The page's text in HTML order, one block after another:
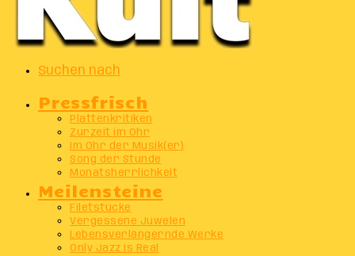
Suchen nach
Pressfrisch
Plattenkritiken
Zurzeit im Ohr
Im Ohr der Musik(er)
Song der Stunde
Monatsherrlichkeit
Meilensteine
Filetstücke
Vergessene Juwelen
Lebensverlängernde Werke
Only Jazz Is Real